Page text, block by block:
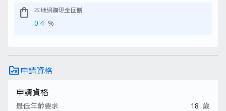
shopping_bag 本地網購現金回贈
0.4 %
rule_folder申請資格
申請資格
最低年齡要求 18 歲